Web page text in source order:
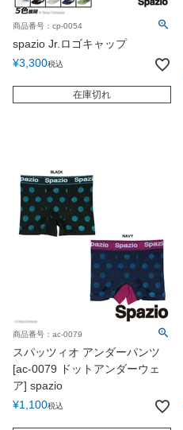
商品番号：cp-0054
spazio Jr.ロゴキャップ
¥3,300税込
在庫切れ
商品番号：ac-0079
スパッツィオ アンダーパンツ
[ac-0079 ドットアンダーウェ
ア] spazio
¥1,100税込